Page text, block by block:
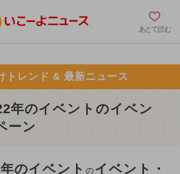
あとで読む
トレンド & 最新ニュース
年のイベントのイベン
ーン
のイベントのイベント・